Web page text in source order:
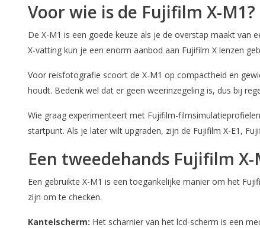
Voor wie is de Fujifilm X-M1?
De X-M1 is een goede keuze als je de overstap maakt
X-vatting kun je een enorm aanbod aan Fujifilm X lenzen
Voor reisfotografie scoort de X-M1 op compactheid en
houdt. Bedenk wel dat er geen weerinzegeling is, dus bij
Wie graag experimenteert met Fujifilm-
startpunt. Als je later wilt upgraden, zijn de Fujifilm X-E1,
Een tweedehands Fujifilm
Een gebruikte X-M1 is een toegankelijke manier om het
zijn om te checken.
Kantelscherm: Het scharnier van het lcd-scherm is een